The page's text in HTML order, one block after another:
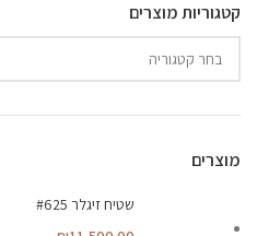
קטגוריות מוצרים
מוצרים
שטיח זיגלר #625